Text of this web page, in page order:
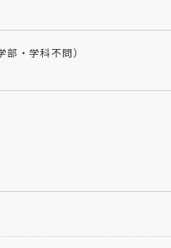
・学科不問）​